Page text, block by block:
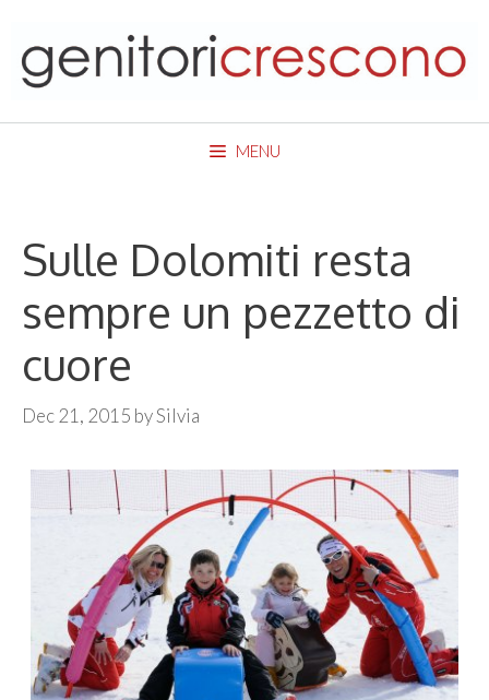
content
MENU
Sulle Dolomiti resta
sempre un pezzetto di
cuore
Dec 21, 2015 bySilvia